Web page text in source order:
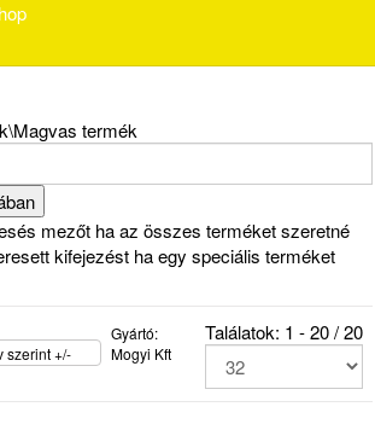
termék
mezőt ha az összes terméket szeretné
kifejezést ha egy speciális terméket
szerint +/-
Gyártó:
Mogyi Kft
Találatok: 1 - 20 / 20